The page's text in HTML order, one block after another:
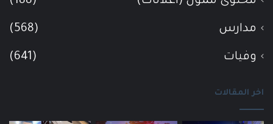
مدارس (568)
وفيات (641)
اخر المقالات